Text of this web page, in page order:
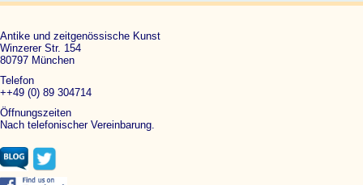
Antike und zeitgenössische Kunst
Winzerer Str. 154
80797 München
Telefon
++49 (0) 89 304714
Öffnungszeiten
Nach telefonischer Vereinbarung.